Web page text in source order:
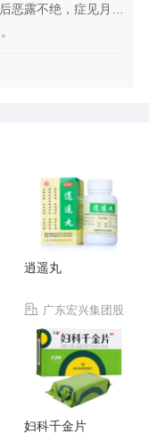
恶露不绝，症见月经
子宫复旧不全。
逍遥丸
广东宏兴集团股
份有限公司宏兴制药
妇科千金片